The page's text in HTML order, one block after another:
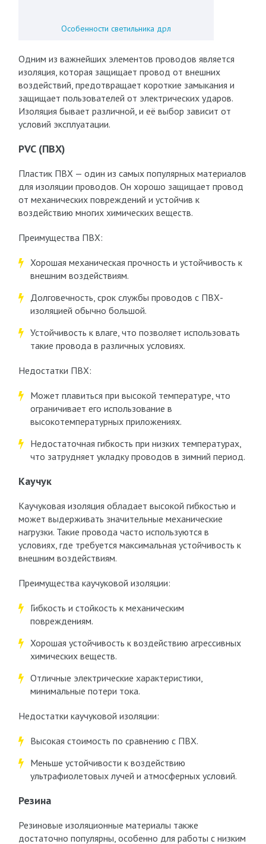
Особенности светильника дрл
Одним из важнейших элементов проводов является
изоляция, которая защищает провод от внешних
воздействий, предотвращает короткие замыкания и
защищает пользователей от электрических ударов.
Изоляция бывает различной, и её выбор зависит от
условий эксплуатации.
PVC (ПВХ)
Пластик ПВХ — один из самых популярных материалов
для изоляции проводов. Он хорошо защищает провод
от механических повреждений и устойчив к
воздействию многих химических веществ.
Преимущества ПВХ:
Хорошая механическая прочность и устойчивость к
внешним воздействиям.
Долговечность, срок службы проводов с ПВХ-
изоляцией обычно большой.
Устойчивость к влаге, что позволяет использовать
такие провода в различных условиях.
Недостатки ПВХ:
Может плавиться при высокой температуре, что
ограничивает его использование в
высокотемпературных приложениях.
Недостаточная гибкость при низких температурах,
что затрудняет укладку проводов в зимний период.
Каучук
Каучуковая изоляция обладает высокой гибкостью и
может выдерживать значительные механические
нагрузки. Такие провода часто используются в
условиях, где требуется максимальная устойчивость к
внешним воздействиям.
Преимущества каучуковой изоляции:
Гибкость и стойкость к механическим
повреждениям.
Хорошая устойчивость к воздействию агрессивных
химических веществ.
Отличные электрические характеристики,
минимальные потери тока.
Недостатки каучуковой изоляции:
Высокая стоимость по сравнению с ПВХ.
Меньше устойчивости к воздействию
ультрафиолетовых лучей и атмосферных условий.
Резина
Резиновые изоляционные материалы также
достаточно популярны, особенно для работы с низким